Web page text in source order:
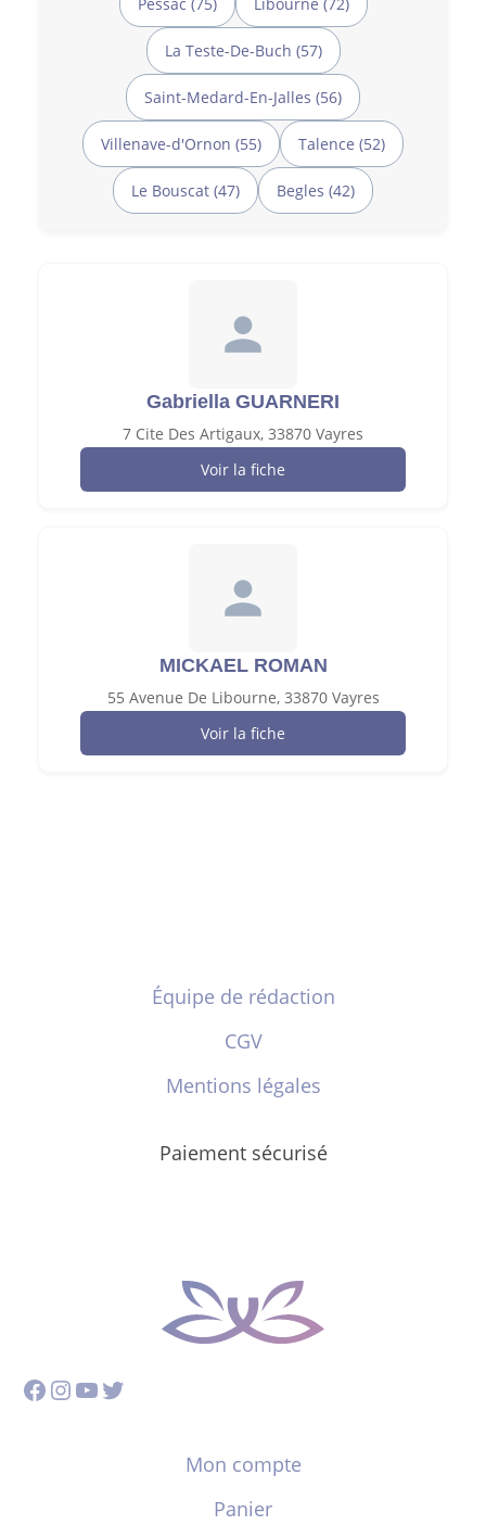
La Teste-De-Buch (57)
Saint-Medard-En-Jalles (56)
Villenave-d'Ornon (55) Talence (52)
Le Bouscat (47) Begles (42)
Gabriella GUARNERI
7 Cite Des Artigaux, 33870 Vayres
Voir la fiche
MICKAEL ROMAN
55 Avenue De Libourne, 33870 Vayres
Voir la fiche
Équipe de rédaction
CGV
Mentions légales
Paiement sécurisé
Facebook
Instagram
YouTube
Twitter
Mon compte
Panier